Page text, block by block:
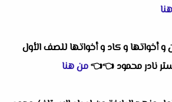
و أخواتها و كاد و أخواتها للصف الأول
نادر محمود 👈
👈من هنا